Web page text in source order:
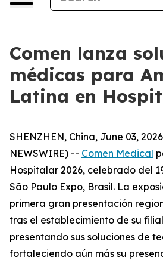
Comen lanza
médicas para
Latina en
SHENZHEN, China, June 03,
NEWSWIRE) -- Comen Medical
Hospitalar 2026, celebrado del
São Paulo Expo, Brasil. La
primera gran presentación
tras el establecimiento de su
presentando sus soluciones de
fortaleciendo aún más su